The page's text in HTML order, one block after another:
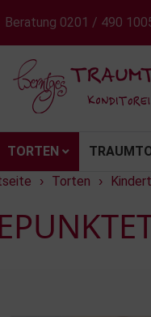
Beratung 0201 / 490
TORTEN
› Torten ›